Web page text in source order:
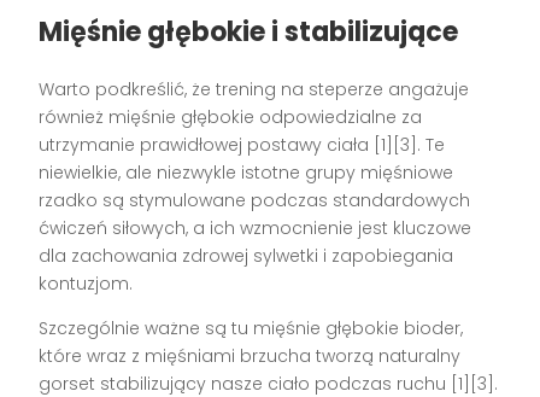
Mięśnie głębokie i stabilizujące
Warto podkreślić, że trening na steperze angażuje
również mięśnie głębokie odpowiedzialne za
utrzymanie prawidłowej postawy ciała [1][3]. Te
niewielkie, ale niezwykle istotne grupy mięśniowe
rzadko są stymulowane podczas standardowych
ćwiczeń siłowych, a ich wzmocnienie jest kluczowe
dla zachowania zdrowej sylwetki i zapobiegania
kontuzjom.
Szczególnie ważne są tu mięśnie głębokie bioder,
które wraz z mięśniami brzucha tworzą naturalny
gorset stabilizujący nasze ciało podczas ruchu [1][3].